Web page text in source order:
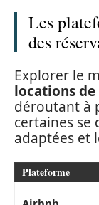
Les
des
Explorer le
locations de
déroutant à
certaines
adaptées et
Plateforme